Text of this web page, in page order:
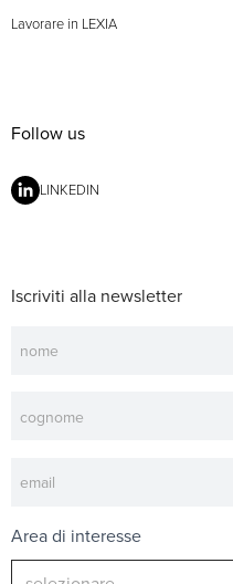
Lavorare in LEXIA
Follow us
LINKEDIN
Iscriviti alla newsletter
Area di interesse